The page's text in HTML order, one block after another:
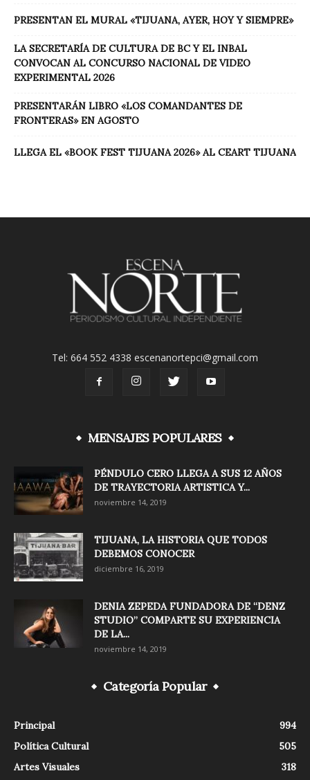
PRESENTAN EL MURAL «TIJUANA, AYER, HOY Y SIEMPRE»
LA SECRETARÍA DE CULTURA DE BC Y EL INBAL
CONVOCAN AL CONCURSO NACIONAL DE VIDEO
EXPERIMENTAL 2026
PRESENTARÁN LIBRO «LOS COMANDANTES DE
FRONTERAS» EN AGOSTO
LLEGA EL «BOOK FEST TIJUANA 2026» AL CEART TIJUANA
Tel: 664 552 4338 escenanortepci@gmail.com
MENSAJES POPULARES
PÉNDULO CERO LLEGA A SUS 12 AÑOS
DE TRAYECTORIA ARTISTICA Y...
noviembre 14, 2019
TIJUANA, LA HISTORIA QUE TODOS
DEBEMOS CONOCER
diciembre 16, 2019
DENIA ZEPEDA FUNDADORA DE “DENZ
STUDIO” COMPARTE SU EXPERIENCIA
DE LA...
noviembre 14, 2019
Categoría Popular
Principal
994
Política Cultural
505
Artes Visuales
318